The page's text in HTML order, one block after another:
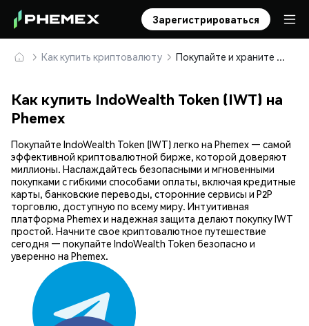
Зарегистрироваться
Как купить криптовалюту Покупайте и храните IndoWealth Token (IWT) безопасно
Как купить IndoWealth Token (IWT) на
Phemex
Покупайте IndoWealth Token (IWT) легко на Phemex — самой
эффективной криптовалютной бирже, которой доверяют
миллионы. Наслаждайтесь безопасными и мгновенными
покупками с гибкими способами оплаты, включая кредитные
карты, банковские переводы, сторонние сервисы и P2P
торговлю, доступную по всему миру. Интуитивная
платформа Phemex и надежная защита делают покупку IWT
простой. Начните свое криптовалютное путешествие
сегодня — покупайте IndoWealth Token безопасно и
уверенно на Phemex.